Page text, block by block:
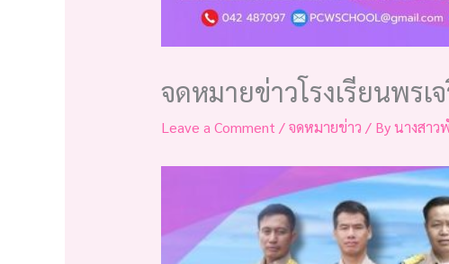
จดหมายข่าวโรงเรียนพรเ
Leave a Comment /จดหมายข่าว / Byนางสาว